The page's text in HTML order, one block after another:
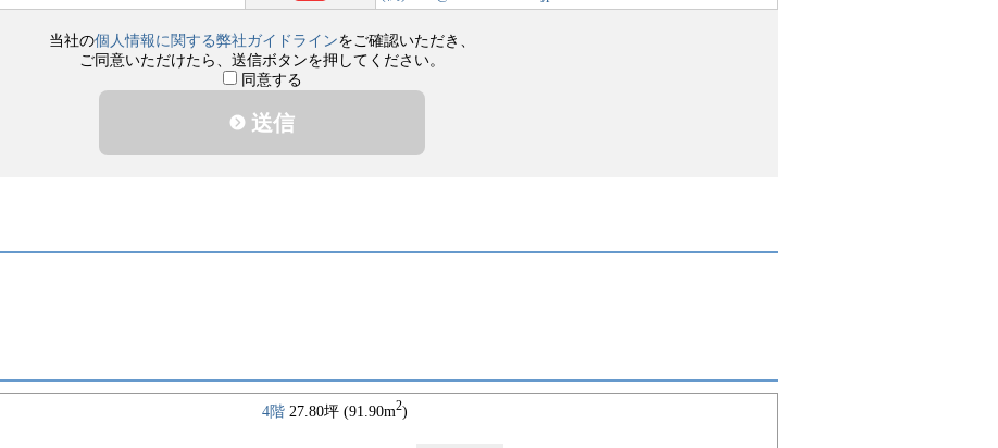
当社の個人情報に関する弊社ガイドラインをご確認いただき、
ご同意いただけたら、送信ボタンを押してください。
同意する
送信
4階 27.80坪 (91.90m2)